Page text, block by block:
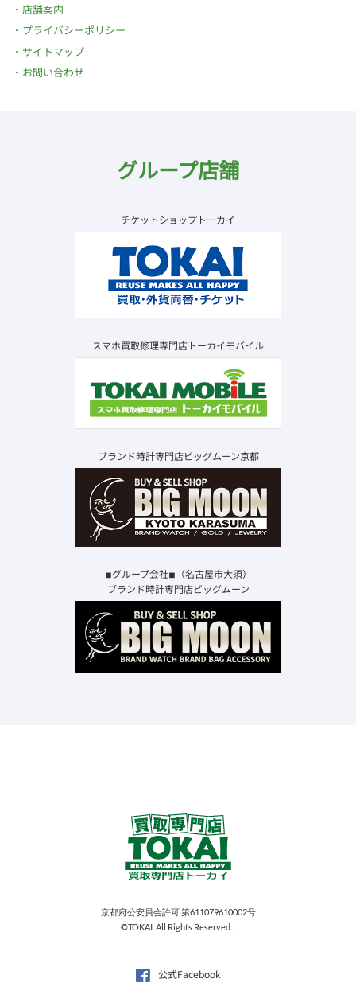
店舗案内
プライバシーポリシー
サイトマップ
お問い合わせ
グループ店舗
チケットショップトーカイ
スマホ買取修理専門店トーカイモバイル
ブランド時計専門店ビッグムーン京都
◾︎グループ会社◾︎（名古屋市大須）
ブランド時計専門店ビッグムーン
京都府公安員会許可 第611079610002号
©TOKAI. All Rights Reserved...
公式Facebook